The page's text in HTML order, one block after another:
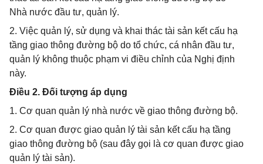
Nhà nước đầu tư, quản lý.
2. Việc quản lý, sử dụng và khai thác tài sản kết cấu hạ
tầng giao thông đường bộ do tổ chức, cá nhân đầu tư,
quản lý không thuộc phạm vi điều chỉnh của Nghị định
này.
Điều 2. Đối tượng áp dụng
1. Cơ quan quản lý nhà nước về giao thông đường bộ.
2. Cơ quan được giao quản lý tài sản kết cấu hạ tầng
giao thông đường bộ (sau đây gọi là cơ quan được giao
quản lý tài sản).